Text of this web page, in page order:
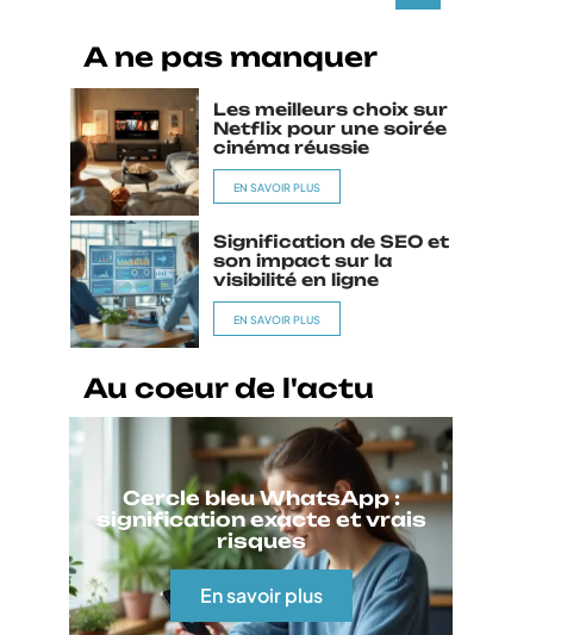
A ne pas manquer
Les meilleurs choix sur
Netflix pour une soirée
cinéma réussie
EN SAVOIR PLUS
Signification de SEO et
son impact sur la
visibilité en ligne
EN SAVOIR PLUS
Au coeur de l'actu
Cercle bleu WhatsApp :
signification exacte et vrais
risques
En savoir plus